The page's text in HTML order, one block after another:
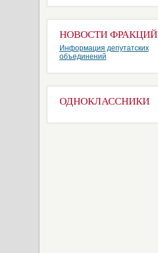
НОВОСТИ ФРАКЦИЙ
Информация депутатских
объединений
ОДНОКЛАССНИКИ